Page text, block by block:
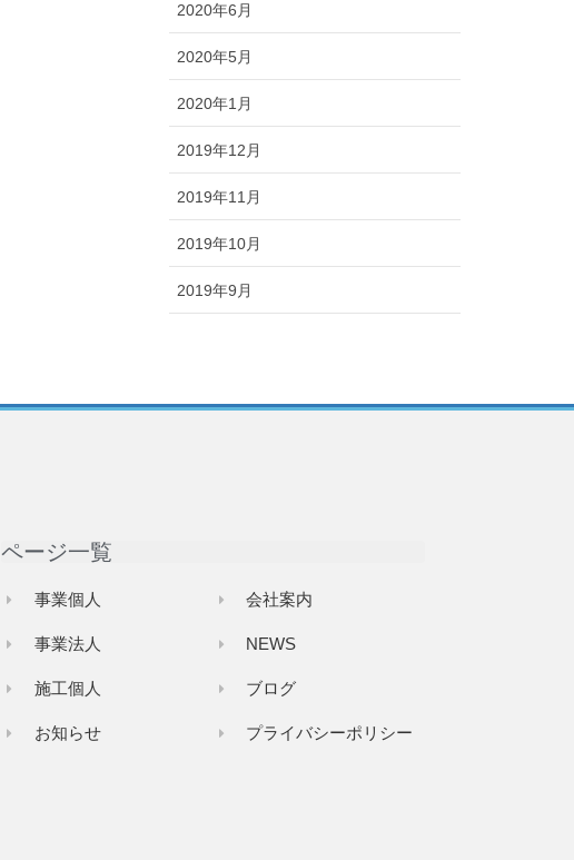
2020年6月
2020年5月
2020年1月
2019年12月
2019年11月
2019年10月
2019年9月
ページ一覧
事業個人
事業法人
施工個人
お知らせ
会社案内
NEWS
ブログ
プライバシーポリシー